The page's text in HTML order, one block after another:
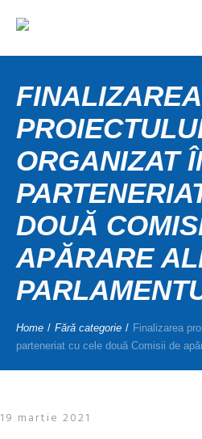
FINALIZAREA
ORGANIZAT
DOUĂ
APĂRARE
Home / Fără categorie / Finalizarea
parteneriat cu cele două Comisii de
19 martie 2021